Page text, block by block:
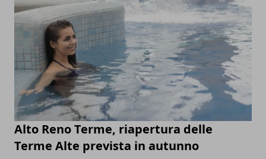
Alto Reno Terme, riapertura delle
Terme Alte prevista in autunno